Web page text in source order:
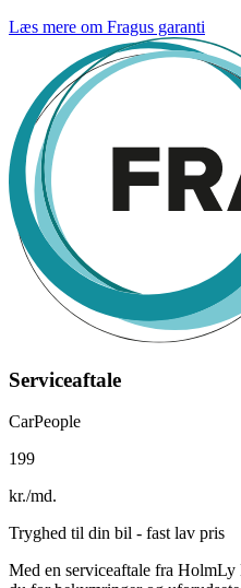
Læs mere om Fragus garanti
Serviceaftale
CarPeople
199
kr./md.
Tryghed til din bil - fast lav pris
Med en serviceaftale fra